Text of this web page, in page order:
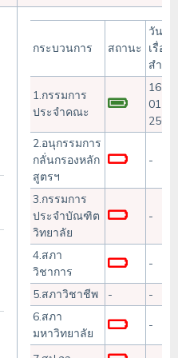
กระบวนการ สถานะ
วันรับ
เรื่อง/
สำเร็
1.กรรมการ
ประจำคณะ
16-
01-
2568
2.อนุกรรมการ
กลั่นกรองหลัก
สูตรฯ
-
3.กรรมการ
ประจำบัณฑิต
วิทยาลัย
-
4.สภา
วิชาการ
-
5.สภาวิชาชีพ -
-
6.สภา
มหาวิทยาลัย
-